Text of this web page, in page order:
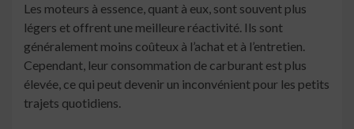
Les moteurs à essence, quant à eux, sont souvent plus
légers et offrent une meilleure réactivité. Ils sont
généralement moins coûteux à l’achat et à l’entretien.
Cependant, leur consommation de carburant est plus
élevée, ce qui peut devenir un inconvénient pour les petits
trajets quotidiens.